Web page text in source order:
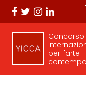
Concorso
per l'arte